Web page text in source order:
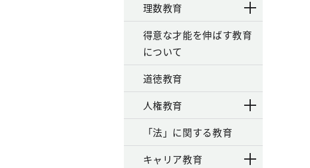
理数教育
得意な才能を伸ばす教育
について
道徳教育
人権教育
「法」に関する教育
キャリア教育